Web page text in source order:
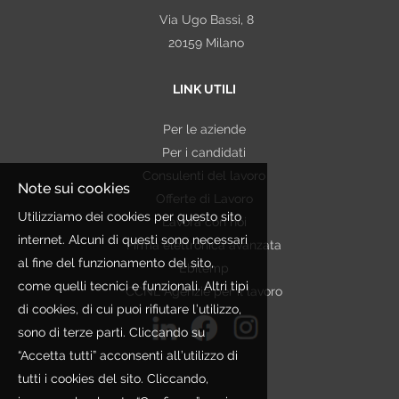
politico o sindacale, nonché lo stato di salute. In
alcuni casi tali Dati potrebbero essere strettamente
trattati esclusivamente per le finalità connesse
contrattuale/precontrattuale, legale, normativo,
regolamentare, nonché a disposizioni impartite da
autorità a ciò legittimate e da organi di vigilanza e
controllo. Qualora nei curricula inviati dai Candidati
siano presenti dati non pertinenti rispetto alla finalità
perseguita, Etjca si asterrà dall'utilizzare tali
In ogni caso tutti questi dati vengono trattati nel
rispetto della citata legge e degli obblighi di
Via Ugo Bassi, 8
20159 Milano
LINK UTILI
Per le aziende
Per i candidati
Consulenti del lavoro
Offerte di Lavoro
Lavora con noi
Firma elettronica avanzata
Ebitemp
CCNL Agenzie per il lavoro
Note sui cookies
Utilizziamo dei cookies per questo sito
internet. Alcuni di questi sono necessari
al fine del funzionamento del sito,
come quelli tecnici e funzionali. Altri tipi
di cookies, di cui puoi rifiutare l’utilizzo,
sono di terze parti. Cliccando su
“Accetta tutti” acconsenti all’utilizzo di
tutti i cookies del sito. Cliccando,